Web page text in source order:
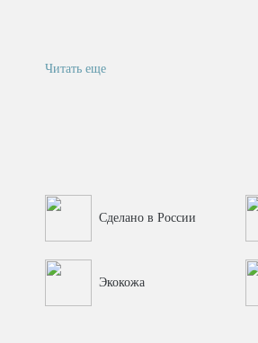
Читать еще
Сделано в России
Экокожа